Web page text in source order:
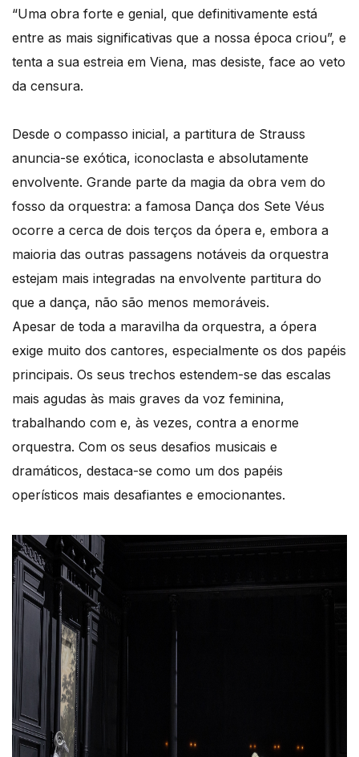
“Uma obra forte e genial, que definitivamente está
entre as mais significativas que a nossa época criou”, e
tenta a sua estreia em Viena, mas desiste, face ao veto
da censura.
Desde o compasso inicial, a partitura de Strauss
anuncia-se exótica, iconoclasta e absolutamente
envolvente. Grande parte da magia da obra vem do
fosso da orquestra: a famosa Dança dos Sete Véus
ocorre a cerca de dois terços da ópera e, embora a
maioria das outras passagens notáveis ​​da orquestra
estejam mais integradas na envolvente partitura do
que a dança, não são menos memoráveis.
Apesar de toda a maravilha da orquestra, a ópera
exige muito dos cantores, especialmente os dos papéis
principais. Os seus trechos estendem-se das escalas
mais agudas às mais graves da voz feminina,
trabalhando com e, às vezes, contra a enorme
orquestra. Com os seus desafios musicais e
dramáticos, destaca-se como um dos papéis
operísticos mais desafiantes e emocionantes.